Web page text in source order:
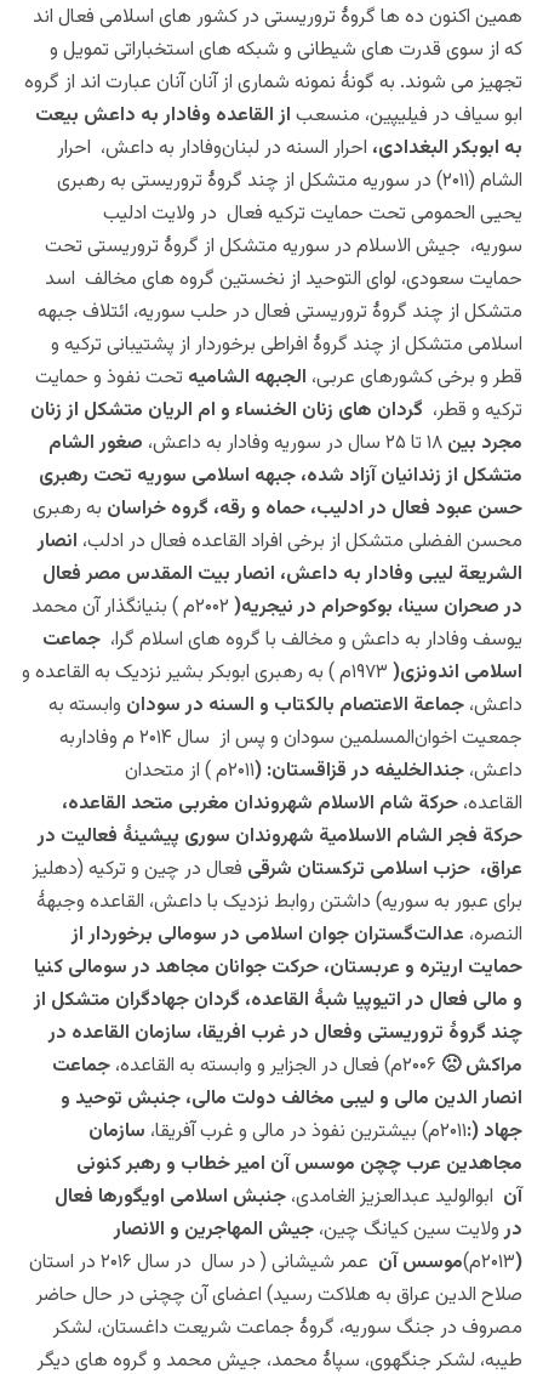
همین اکنون ده ها گروۀ تروریستی در کشور های اسلامی فعال اند
که از سوی قدرت های شیطانی و شبکه های استخباراتی تمویل و
تجهیز می شوند. به گونۀ نمونه شماری از آنان آنان عبارت اند از گروه
ابو سیاف در فیلیپین، منسعب از القاعده وفادار به داعش بیعت
به ابوبکر البغدادی، احرار السنه در لبنان‌وفادار به داعش، احرار
الشام (۲۰۱۱) در سوریه متشکل از چند گروۀ تروریستی به رهبری
یحیی الحمومی تحت حمایت ترکیه فعال در ولایت ادلیب
سوریه، جیش الاسلام در سوریه متشکل از گروۀ تروریستی تحت
حمایت سعودی، لوای التوحید از نخستین گروه های مخالف اسد
متشکل از چند گروۀ تروریستی فعال در حلب سوریه، ائتلاف جبهه
اسلامی متشکل از چند گروۀ افراطی برخوردار از پشتیبانی ترکیه و
قطر و برخی کشورهای عربی، الجبهه الشامیه تحت نفوذ و حمایت
ترکیه و قطر، گردان های زنان الخنساء و ام الریان متشکل از زنان
مجرد بین ۱۸ تا ۲۵ سال در سوریه وفادار به داعش،
صغور الشام
متشکل از زندانیان آزاد شده، جبهه اسلامی سوریه تحت رهبری
حسن عبود فعال در ادلیب، حماه و رقه، گروه خراسان به رهبری
محسن الفضلی متشکل از برخی افراد القاعده فعال در ادلب، انصار
الشریعة لیبی وفادار به داعش، انصار بیت المقدس مصر فعال
در صحران سینا، بوکوحرام در نیجریه(
۲۰۰۲م ) بنیانگذار آن محمد
یوسف وفادار به داعش و مخالف با گروه های اسلام گرا، جماعت
اسلامی اندونزی(
۱۹۷۳م ) به رهبری ابوبکر بشیر نزدیک به القاعده و
داعش، جماعة الاعتصام بالکتاب و السنه در سودان وابسته به
جمعیت اخوان‌المسلمین سودان و پس از سال ۲۰۱۴ م وفاداربه
داعش، جندالخلیفه در قزاقستان: (۲۰۱۱م )
از متحدان
القاعده، حرکة شام الاسلام شهروندان مغربی متحد القاعده،
حرکة فجر الشام الاسلامیة شهروندان سوری پیشینۀ فعالیت در
عراق، حزب اسلامی ترکستان شرقی فعال در چین و ترکیه (دهلیز
برای عبور به سوریه) داشتن روابط نزدیک با داعش، القاعده وجبهۀ
النصره، عدالت‌گستران جوان اسلامی در سومالی برخوردار از
حمایت اریتره و عربستان، حرکت جوانان مجاهد در سومالی کنیا
و مالی فعال در اتیوپیا شبۀ القاعده، گردان جهادگران متشکل از
چند گروۀ تروریستی وفعال در غرب افریقا، سازمان القاعده در
مراکش 🙁 ۲۰۰۶م) فعال در الجزایر و وابسته به القاعده،
جماعت
انصار الدین مالی و لیبی مخالف دولت مالی، جنبش توحید و
جهاد (:۲۰۱۱م) بیشترین نفوذ در مالی و غرب آفریقا،
سازمان
مجاهدین عرب چچن موسس آن امیر خطاب و رهبر کنونی
آن ابوالولید عبدالعزیز الغامدی، جنبش اسلامی اویگورها فعال
درولایت سین کیانگ چین، جیش المهاجرین و الانصار
(۲۰۱۳م) موسس آن
عمر شیشانی ( در سال در سال ۲۰۱۶ در استان
صلاح الدین عراق به هلاکت رسید) اعضای آن چچنی در حال حاضر
مصروف در جنگ سوریه، گروۀ جماعت شریعت داغستان، لشکر
طیبه، لشکر جنگهوی، سپاۀ محمد، جیش محمد و گروه های دیگر